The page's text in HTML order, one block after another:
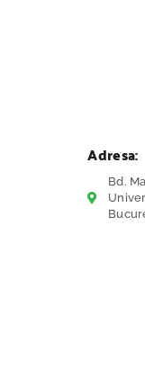
Adresa:
Bd.